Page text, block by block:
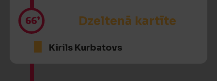
66’ Dzeltenā kartīte
Kirils Kurbatovs